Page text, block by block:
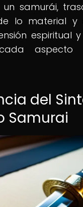
un samurái,
lo material y
espiritual
del
Samurai